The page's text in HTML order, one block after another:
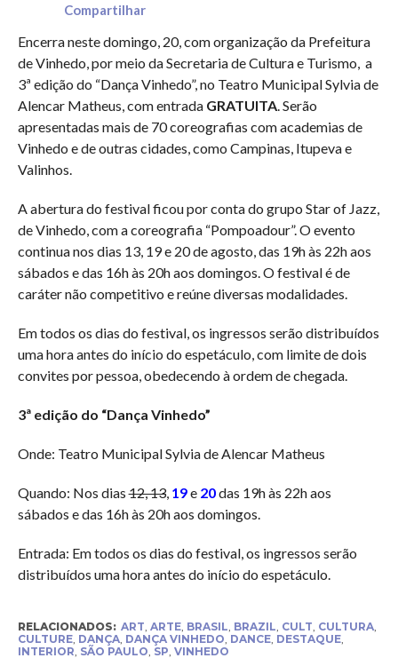
Compartilhar
Encerra neste domingo, 20, com organização da Prefeitura
de Vinhedo, por meio da Secretaria de Cultura e Turismo, a
3ª edição do “Dança Vinhedo”, no Teatro Municipal Sylvia de
Alencar Matheus, com entrada GRATUITA. Serão
apresentadas mais de 70 coreografias com academias de
Vinhedo e de outras cidades, como Campinas, Itupeva e
Valinhos.
A abertura do festival ficou por conta do grupo Star of Jazz,
de Vinhedo, com a coreografia “Pompoadour”. O evento
continua nos dias 13, 19 e 20 de agosto, das 19h às 22h aos
sábados e das 16h às 20h aos domingos. O festival é de
caráter não competitivo e reúne diversas modalidades.
Em todos os dias do festival, os ingressos serão distribuídos
uma hora antes do início do espetáculo, com limite de dois
convites por pessoa, obedecendo à ordem de chegada.
3ª edição do “Dança Vinhedo”
Onde: Teatro Municipal Sylvia de Alencar Matheus
Quando: Nos dias12, 13, 19e 20das 19h às 22h aos
sábados e das 16h às 20h aos domingos.
Entrada: Em todos os dias do festival, os ingressos serão
distribuídos uma hora antes do início do espetáculo.
RELACIONADOS: ART ARTE, BRASIL BRAZIL CULT CULTURA,
CULTURE, DANÇA, DANÇA VINHEDO DANCE, DESTAQUE,
INTERIOR SÃO PAULO SP VINHEDO